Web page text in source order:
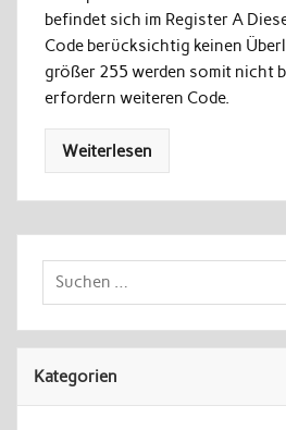
befindet sich im Register A
Code berücksichtig keinen
größer 255 werden somit nicht
erfordern weiteren Code.
Weiterlesen
Kategorien